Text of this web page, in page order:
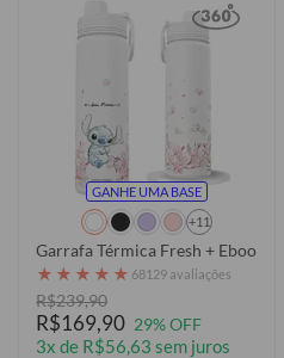
GANHE UMA BASE
+11
Garrafa Térmica Fresh + Ebook -
★ ★ ★ ★ ★ 68129 avaliações
R$239,90
R$169,90 29% OFF
3x de R$56,63 sem juros